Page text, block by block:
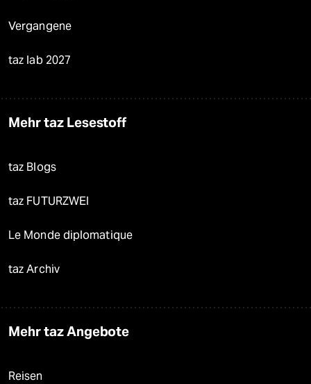
Vergangene
taz lab 2027
Mehr taz Lesestoff
taz Blogs
taz FUTURZWEI
Le Monde diplomatique
taz Archiv
Mehr taz Angebote
Reisen